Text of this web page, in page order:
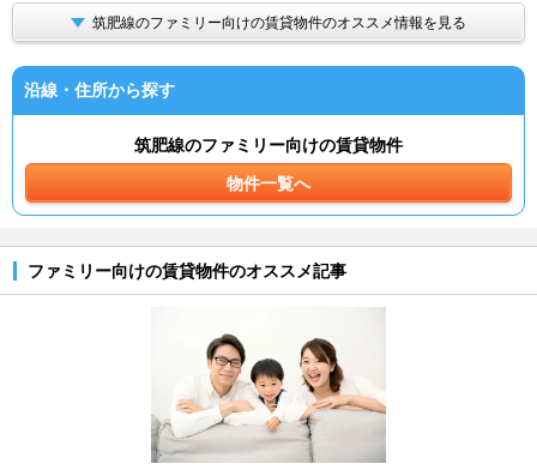
筑肥線のファミリー向けの賃貸物件のオススメ情報を見る
沿線・住所から探す
筑肥線のファミリー向けの賃貸物件
物件一覧へ
ファミリー向けの賃貸物件のオススメ記事